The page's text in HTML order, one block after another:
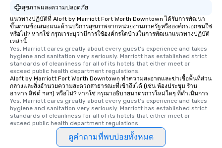
สุขภาพและความปลอดภัย
แนวทางปฏิบัติที่ Aloft by Marriott Fort Worth Downtown ได้รับการพัฒนา
ขึ้นตามข้อเสนอแนะด้านบริการสุขภาพจากหน่วยงานภาครัฐหรือองค์กรเอกชนใช่
หรือไม่? หากใช่ กรุณาระบุว่ามีการใช้องค์กรใดบ้างในการพัฒนาแนวทางปฏิบัติ
เหล่านี้
Yes, Marriott cares greatly about every guest's experience and takes
hygiene and sanitation very seriously. Marriott has established strict
standards of cleanliness for all of its hotels that either meet or
exceed public health department regulations.
Aloft by Marriott Fort Worth Downtown ทำความสะอาดและฆ่าเชื้อพื้นที่ส่วน
กลางและสิ่งอำนวยความสะดวกสาธารณะที่เข้าถึงได้ (เช่น ห้องประชุม ร้าน
อาหาร ลิฟต์ ฯลฯ) หรือไม่? หากใช่ กรุณาอธิบายมาตรการใหม่ใดๆ ที่ดำเนินการ
Yes, Marriott cares greatly about every guest's experience and takes
hygiene and sanitation very seriously. Marriott has established strict
standards of cleanliness for all of its hotels that either meet or
exceed public health department regulations.
ดูคำถามที่พบบ่อยทั้งหมด